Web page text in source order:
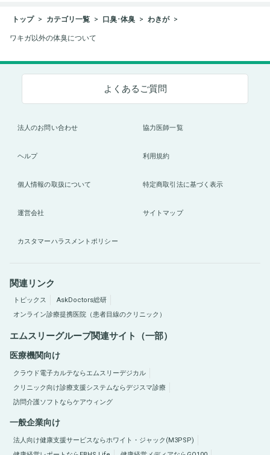
トップ カテゴリ一覧 口臭･体臭 わきが
ワキガ以外の体臭について
よくあるご質問
法人のお問い合わせ 協力医師一覧
ヘルプ 利用規約
個人情報の取扱について 特定商取引法に基づく表示
運営会社 サイトマップ
カスタマーハラスメントポリシー
関連リンク
トピックス
AskDoctors総研
オンライン診療提携医院（患者目線のクリニック）
エムスリーグループ関連サイト（一部）
医療機関向け
クラウド電子カルテならエムスリーデジカル
クリニック向け診療支援システムならデジスマ診療
訪問介護ソフトならケアウィング
一般企業向け
法人向け健康支援サービスならホワイト・ジャック(M3PSP)